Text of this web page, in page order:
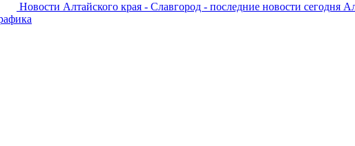
Новости Алтайского края - Славгород - последние новости сегодня